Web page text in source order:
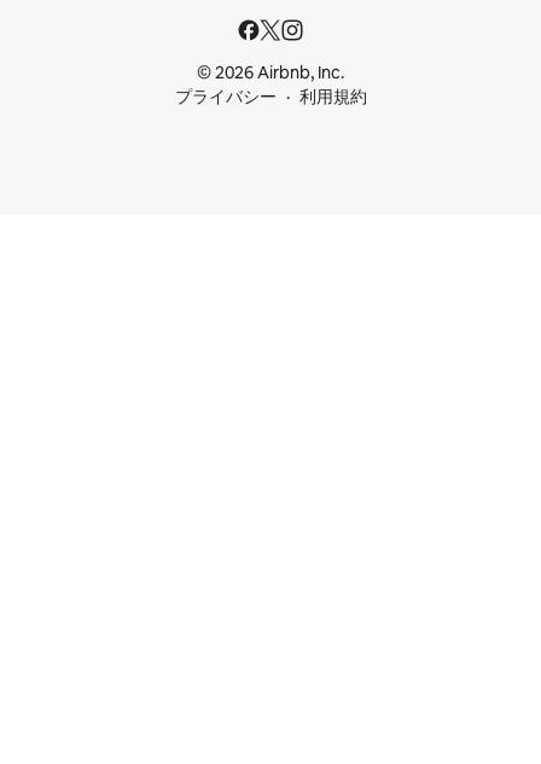
© 2026 Airbnb, Inc.
プライバシー
利用規約